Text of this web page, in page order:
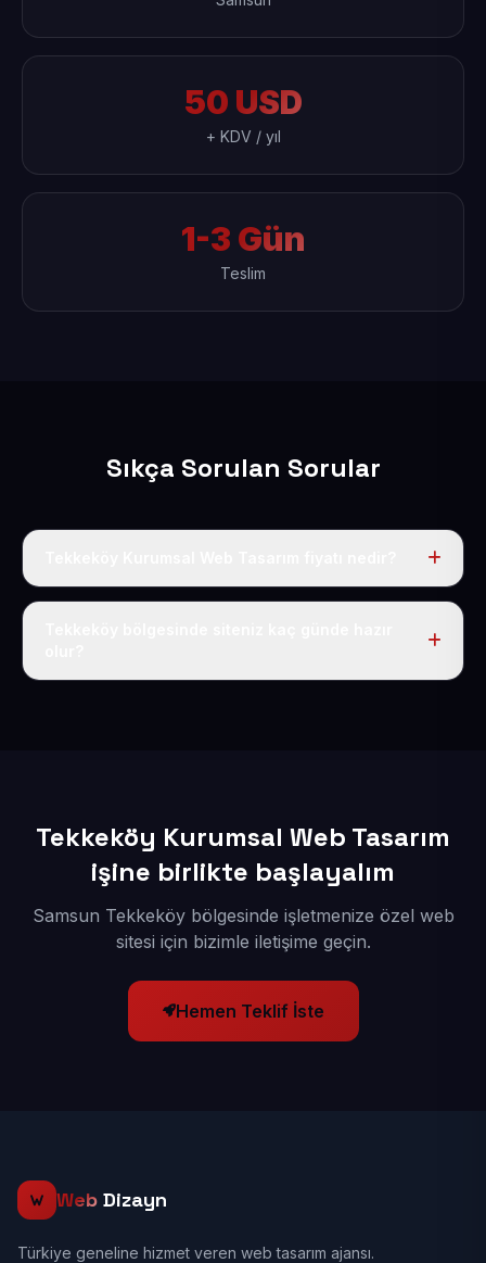
50 USD
+ KDV / yıl
1-3 Gün
Teslim
Sıkça Sorulan Sorular
Tek fiyat uygulanır: yıllık 50 USD + KDV. Bu bedele alan
Tekkeköy Kurumsal Web Tasarım
işine birlikte başlayalım
Samsun Tekkeköy bölgesinde işletmenize özel web
sitesi için bizimle iletişime geçin.
Hemen Teklif İste
Web Dizayn
Türkiye geneline hizmet veren web tasarım ajansı.